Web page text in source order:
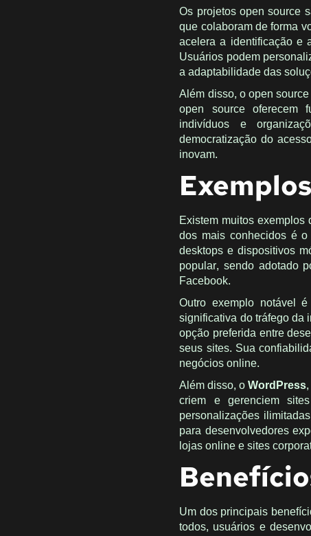
Os projetos open source
que colaboram de forma
acelera a identificação e
Usuários podem
a adaptabilidade das
Além disso, o open
open source oferecem
indivíduos e
democratização do
inovam.
Existem muitos
dos mais conhecidos é o
desktops e dispositivos
popular, sendo adotado
Facebook.
Outro exemplo notável
significativa do tráfego da
opção preferida entre
seus sites. Sua
negócios online.
Além disso, oWordPress
criem e gerenciem
personalizações
para desenvolvedores
lojas online e sites
Um dos principais
todos, usuários e